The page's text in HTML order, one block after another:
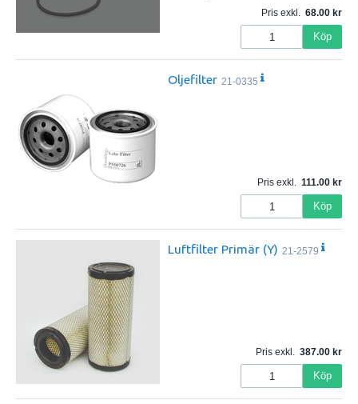
Pris exkl. 68.00
Köp
Oljefilter 21-0335
Pris exkl. 111.00
Köp
Luftfilter Primär (Y) 21-2579
Pris exkl. 387.00
Köp